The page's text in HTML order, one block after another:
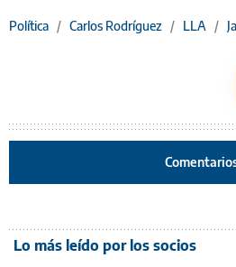
Política / Carlos Rodríguez / LLA /
Lo más leído por los socios